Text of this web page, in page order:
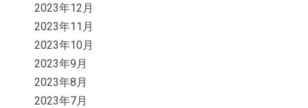
2023年12月
2023年11月
2023年10月
2023年9月
2023年8月
2023年7月